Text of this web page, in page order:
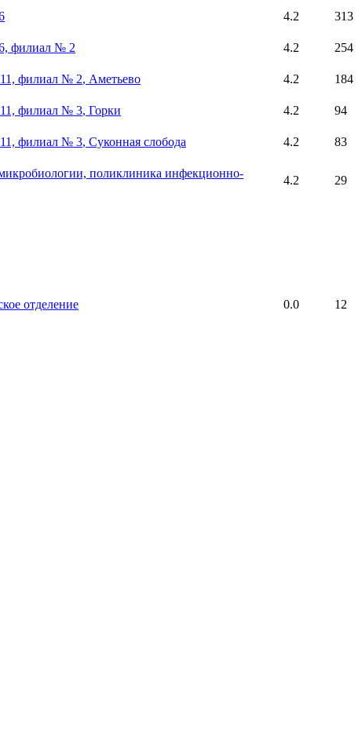
4.2
313
филиал № 2 4.2
254
филиал № 2, Аметьево 4.2
184
11, филиал № 3, Горки 4.2
94
11, филиал № 3, Суконная слобода 4.2
83
поликлиника инфекционно-
4.2 29
отделение 0.0
12